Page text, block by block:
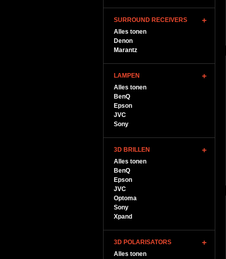
SURROUND RECEIVERS
Alles tonen
Denon
Marantz
LAMPEN
Alles tonen
BenQ
Epson
JVC
Sony
3D BRILLEN
Alles tonen
BenQ
Epson
JVC
Optoma
Sony
Xpand
3D POLARISATORS
Alles tonen